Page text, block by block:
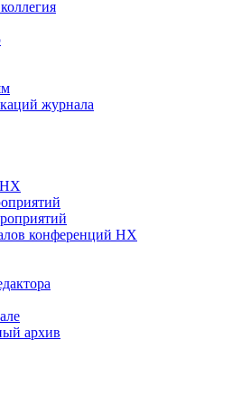
журнала
НХ
конференций НХ
архив